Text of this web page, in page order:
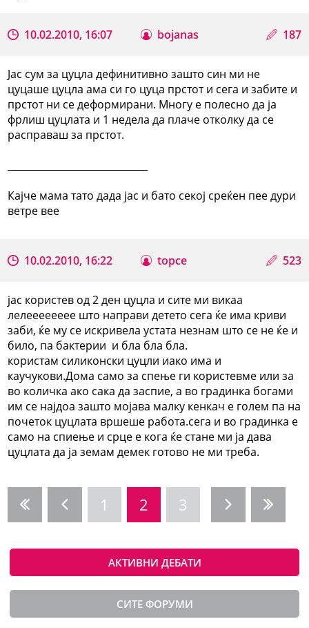
10.02.2010, 16:07 bojanas 187
Јас сум за цуцла дефинитивно зашто син ми не
цуцаше цуцла ама си го цуца прстот и сега и забите и
прстот ни се деформирани. Многу е полесно да ја
фрлиш цуцлата и 1 недела да плаче отколку да се
расправаш за прстот.
Кајче мама тато дада јас и бато секој среќен пее дури
ветре вее
10.02.2010, 16:22 topce 523
јас користев од 2 ден цуцла и сите ми викаа
лелееееееее што направи детето сега ќе има криви
заби, ќе му се искривела устата незнам што се не ќе и
било, па бактерии и бла бла бла.
користам силиконски цуцли иако има и
каучукови.Дома само за спење ги користевме или за
во количка ако сака да заспие, а во градинка богами
им се најдоа зашто мојава малку кенкач е голем па на
почеток цуцлата вршеше работа.сега и во градинка е
само на спиење и срце е кога ќе стане ми ја дава
цуцлата да ја земам демек готово не ми треба.
1 2 3
АКТИВНИ ДЕБАТИ
СИТЕ ФОРУМИ